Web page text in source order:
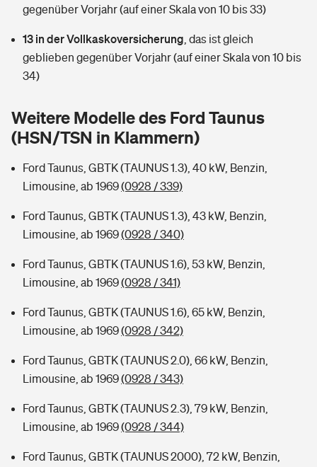
Tools
Hochwasser-Check: Wie gefährdet ist Ihr Haus?
Sie haben Fragen?
Hundehalter-Haftpflicht
Handyversicherung
Private Cyberversicherung
Zur Übersicht
Kinderunfall-Check: Mehr Sicherheit für deine Kids
Typklassen: So ist Ihr Auto eingestuft
Sie haben Fragen?
Tools
Wer versichert was: Jetzt Versicherer finden
Rentenrechner: Wie viel Geld bekomme ich im Alter?
gegenüber Vorjahr (auf einer Skala von 10 bis 33)
13 in der Vollkaskoversicherung das ist gleich
geblieben gegenüber Vorjahr (auf einer Skala von 10 bis
34)
Weitere Modelle des Ford Taunus
(HSN/TSN in Klammern)
Ford Taunus, GBTK (TAUNUS 1.3), 40 kW, Benzin,
Limousine, ab 1969(0928 / 339)
Ford Taunus, GBTK (TAUNUS 1.3), 43 kW, Benzin,
Limousine, ab 1969(0928 / 340)
Ford Taunus, GBTK (TAUNUS 1.6), 53 kW, Benzin,
Limousine, ab 1969(0928 / 341)
Ford Taunus, GBTK (TAUNUS 1.6), 65 kW, Benzin,
Limousine, ab 1969(0928 / 342)
Ford Taunus, GBTK (TAUNUS 2.0), 66 kW, Benzin,
Limousine, ab 1969(0928 / 343)
Ford Taunus, GBTK (TAUNUS 2.3), 79 kW, Benzin,
Limousine, ab 1969(0928 / 344)
Ford Taunus, GBTK (TAUNUS 2000), 72 kW, Benzin,